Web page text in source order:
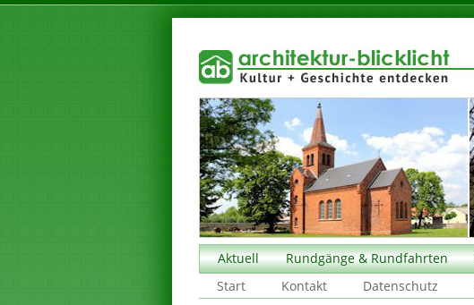
Aktuell Rundgänge & Rundfahrten
Start
Kontakt Datenschutz